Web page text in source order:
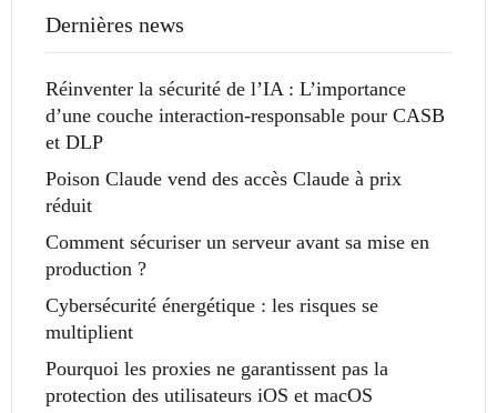
Dernières news
Réinventer la sécurité de l’IA : L’importance
d’une couche interaction-responsable pour CASB
et DLP
Poison Claude vend des accès Claude à prix
réduit
Comment sécuriser un serveur avant sa mise en
production ?
Cybersécurité énergétique : les risques se
multiplient
Pourquoi les proxies ne garantissent pas la
protection des utilisateurs iOS et macOS